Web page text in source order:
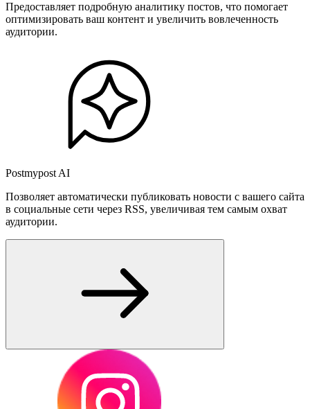
Предоставляет подробную аналитику постов, что помогает
оптимизировать ваш контент и увеличить вовлеченность
аудитории.
Postmypost AI
Позволяет автоматически публиковать новости с вашего сайта
в социальные сети через RSS, увеличивая тем самым охват
аудитории.